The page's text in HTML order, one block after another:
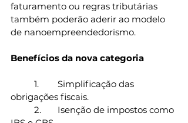
faturamento ou regras tributárias
também poderão aderir ao modelo
de nanoempreendedorismo.
Benefícios da nova categoria
obrigações fiscais.